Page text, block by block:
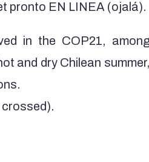
pronto EN LINEA (ojalá).
in the COP21,
and dry Chilean summer,
crossed).